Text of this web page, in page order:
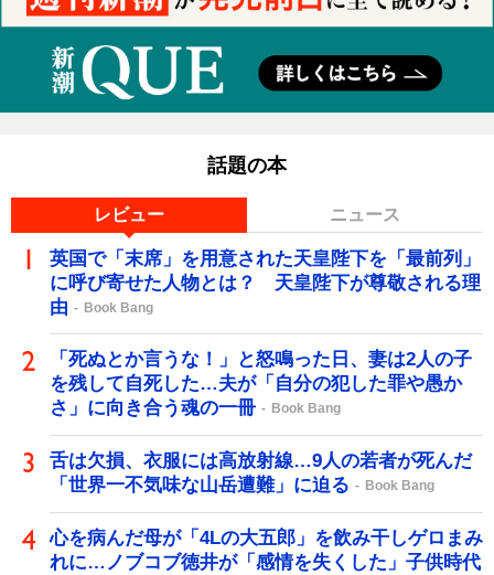
話題の本
レビュー ニュース
英国で「末席」を用意された天皇陛下を「最前列」
に呼び寄せた人物とは？ 天皇陛下が尊敬される理
由
Book Bang
「死ぬとか言うな！」と怒鳴った日、妻は2人の子
を残して自死した…夫が「自分の犯した罪や愚か
さ」に向き合う魂の一冊
Book Bang
舌は欠損、衣服には高放射線…9人の若者が死んだ
「世界一不気味な山岳遭難」に迫る
Book Bang
心を病んだ母が「4Lの大五郎」を飲み干しゲロまみ
れに…ノブコブ徳井が「感情を失くした」子供時代